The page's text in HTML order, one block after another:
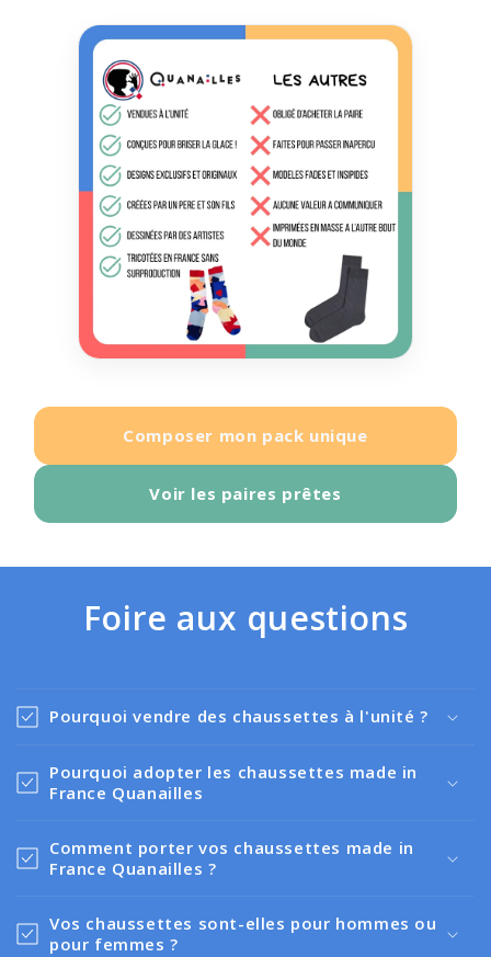
Composer mon pack unique
Voir les paires prêtes
Foire aux questions
Pourquoi vendre des chaussettes à l'unité ?
Pourquoi adopter les chaussettes made in
France Quanailles
Comment porter vos chaussettes made in
France Quanailles ?
Vos chaussettes sont-elles pour hommes ou
pour femmes ?